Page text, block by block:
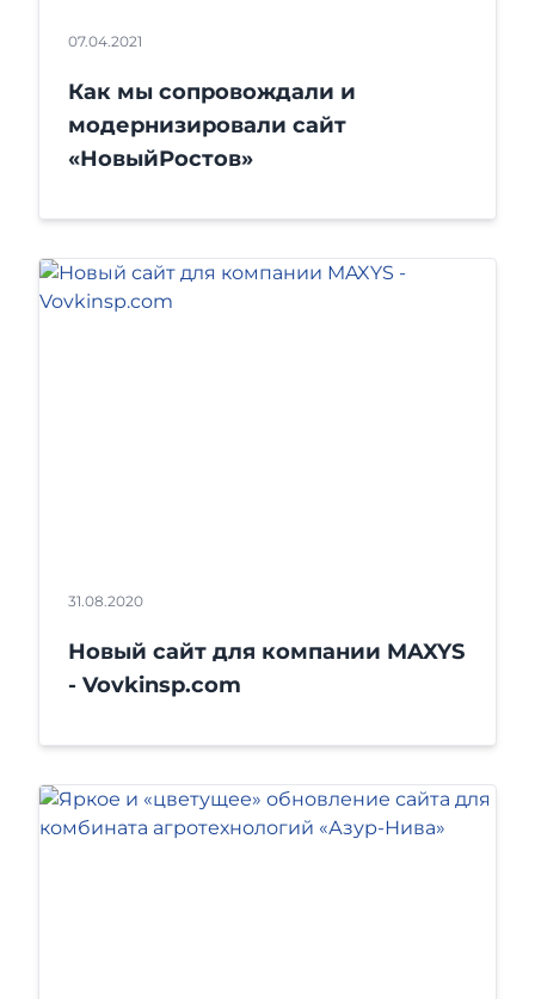
07.04.2021
Как мы сопровождали и
модернизировали сайт
«НовыйРостов»
31.08.2020
Новый сайт для компании MAXYS
- Vovkinsp.com